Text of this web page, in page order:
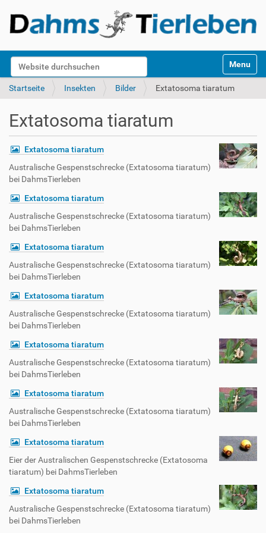
Website durchsuchen
k
Toggle
Startseite Insekten Bilder Extatosoma tiaratum
Extatosoma tiaratum
Extatosoma tiaratum
Australische Gespenstschrecke (Extatosoma tiaratum)
bei DahmsTierleben
Extatosoma tiaratum
Australische Gespenstschrecke (Extatosoma tiaratum)
bei DahmsTierleben
Extatosoma tiaratum
Australische Gespenstschrecke (Extatosoma tiaratum)
bei DahmsTierleben
Extatosoma tiaratum
Australische Gespenstschrecke (Extatosoma tiaratum)
bei DahmsTierleben
Extatosoma tiaratum
Australische Gespenstschrecke (Extatosoma tiaratum)
bei DahmsTierleben
Extatosoma tiaratum
Australische Gespenstschrecke (Extatosoma tiaratum)
bei DahmsTierleben
Extatosoma tiaratum
Eier der Australischen Gespenstschrecke (Extatosoma
tiaratum) bei DahmsTierleben
Extatosoma tiaratum
Australische Gespenstschrecke (Extatosoma tiaratum)
bei DahmsTierleben